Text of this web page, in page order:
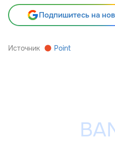
Подпишитесь на
Источник Point